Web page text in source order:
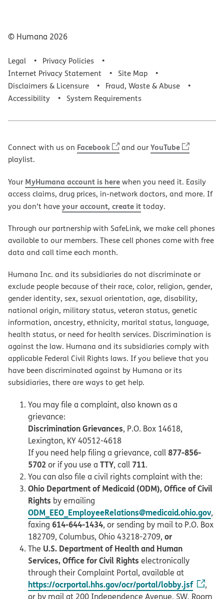
© Humana 2026
Legal
Privacy Policies
Internet Privacy Statement
Site Map
Disclaimers & Licensure
Fraud, Waste & Abuse
Accessibility
System Requirements
Connect with us on Facebook and ourYouTube
playlist.
Your MyHumana account is herewhen you need it. Easily
access claims, drug prices, in-network doctors, and more. If
you don’t haveyour account, create ittoday.
Through our partnership with SafeLink, we make cell phones
available to our members. These cell phones come with free
data and call time each month.
Humana Inc. and its subsidiaries do not discriminate or
exclude people because of their race, color, religion, gender,
gender identity, sex, sexual orientation, age, disability,
national origin, military status, veteran status, genetic
information, ancestry, ethnicity, marital status, language,
health status, or need for health services. Discrimination is
against the law. Humana and its subsidiaries comply with
applicable Federal Civil Rights laws. If you believe that you
have been discriminated against by Humana or its
subsidiaries, there are ways to get help.
You may file a complaint, also known as a
grievance:
Discrimination Grievances, P.O. Box 14618,
Lexington, KY 40512-4618
If you need help filing a grievance, call877-856-
5702 or if you use a TTY, call 711.
You can also file a civil rights complaint with the:
Ohio Department of Medicaid (ODM), Office of Civil
Rights by emailing
ODM_EEO_EmployeeRelations@medicaid.ohio.gov,
faxing 614-644-1434, or sending by mail to P.O. Box
182709, Columbus, Ohio 43218-2709, or
The U.S. Department of Health and Human
Services, Office for Civil Rights electronically
through their Complaint Portal, available at
https://ocrportal.hhs.gov/ocr/portal/lobby.jsf
,
or by mail at 200 Independence Avenue, SW, Room